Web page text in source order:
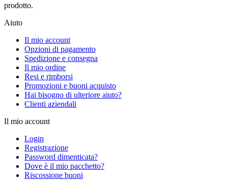
prodotto.
Aiuto
Il mio account
Opzioni di pagamento
Spedizione e consegna
Il mio ordine
Resi e rimborsi
Promozioni e buoni acquisto
Hai bisogno di ulteriore aiuto?
Clienti aziendali
Il mio account
Login
Registrazione
Password dimenticata?
Dove è il mio pacchetto?
Riscossione buoni